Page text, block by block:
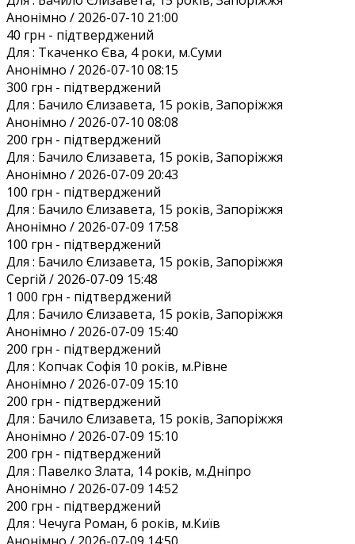
Анонiмно / 2026-07-10 21:00
40 грн - підтверджений
Для : Ткаченко Єва, 4 роки, м.Суми
Анонiмно / 2026-07-10 08:15
300 грн - підтверджений
Для : Бачило Єлизавета, 15 років, Запоріжжя
Анонiмно / 2026-07-10 08:08
200 грн - підтверджений
Для : Бачило Єлизавета, 15 років, Запоріжжя
Анонiмно / 2026-07-09 20:43
100 грн - підтверджений
Для : Бачило Єлизавета, 15 років, Запоріжжя
Анонiмно / 2026-07-09 17:58
100 грн - підтверджений
Для : Бачило Єлизавета, 15 років, Запоріжжя
Сергій / 2026-07-09 15:48
1 000 грн - підтверджений
Для : Бачило Єлизавета, 15 років, Запоріжжя
Анонiмно / 2026-07-09 15:40
200 грн - підтверджений
Для : Копчак Софія 10 років, м.Рівне
Анонiмно / 2026-07-09 15:10
200 грн - підтверджений
Для : Бачило Єлизавета, 15 років, Запоріжжя
Анонiмно / 2026-07-09 15:10
200 грн - підтверджений
Для : Павелко Злата, 14 років, м.Дніпро
Анонiмно / 2026-07-09 14:52
200 грн - підтверджений
Для : Чечуга Роман, 6 років, м.Київ